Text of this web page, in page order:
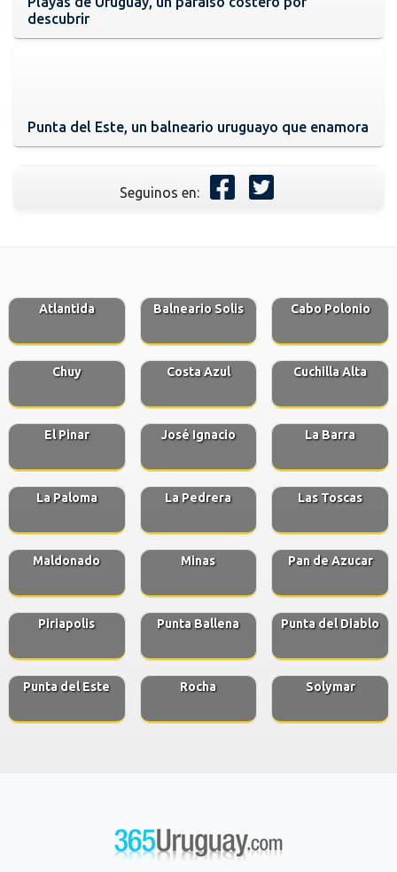
descubrir
Punta del Este, un balneario uruguayo que enamora
Seguinos en:
Atlantida Balneario Solis Cabo Polonio
Chuy Costa Azul Cuchilla Alta
El Pinar José Ignacio La Barra
La Paloma La Pedrera Las Toscas
Maldonado Minas Pan de Azucar
Piriapolis Punta Ballena Punta del Diablo
Punta del Este Rocha Solymar